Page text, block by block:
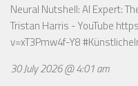
Neural Nutshell: AI Expert:
Tristan Harris - YouTube
v=xT3Pmw4f-Y8
30 July 2026 @ 4:01 am